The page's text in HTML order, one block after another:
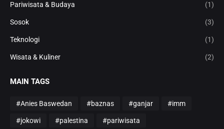
Pariwisata & Budaya (1)
Sosok (3)
Teknologi (1)
Wisata & Kuliner (2)
MAIN TAGS
#Anies Baswedan #baznas #ganjar #imm
#jokowi #palestina #pariwisata